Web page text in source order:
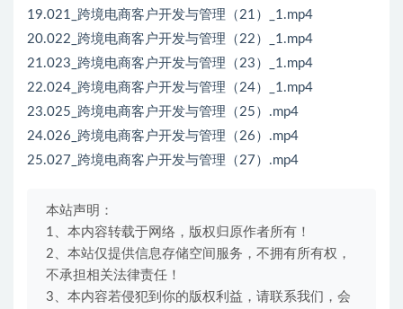
19.021_跨境电商客户开发与管理（21）_1.mp4
20.022_跨境电商客户开发与管理（22）_1.mp4
21.023_跨境电商客户开发与管理（23）_1.mp4
22.024_跨境电商客户开发与管理（24）_1.mp4
23.025_跨境电商客户开发与管理（25）.mp4
24.026_跨境电商客户开发与管理（26）.mp4
25.027_跨境电商客户开发与管理（27）.mp4
本站声明：
1、本内容转载于网络，版权归原作者所有！
2、本站仅提供信息存储空间服务，不拥有所有权，
不承担相关法律责任！
3、本内容若侵犯到你的版权利益，请联系我们，会